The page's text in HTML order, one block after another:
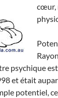
cœur,
psychique
et était
potentiel,